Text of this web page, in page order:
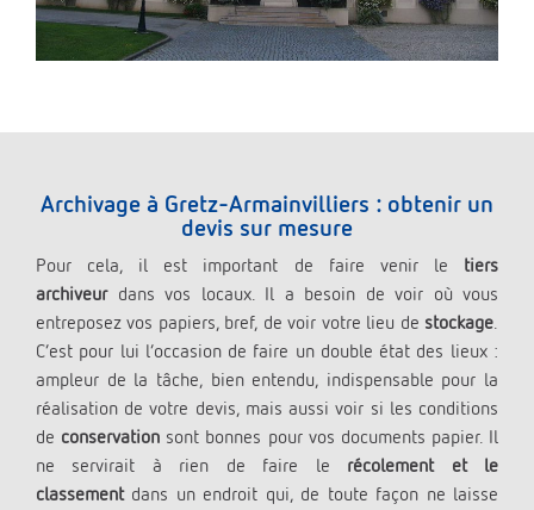
Archivage à Gretz-Armainvilliers : obtenir un
devis sur mesure
Pour cela, il est important de faire venir le tiers
archiveurdans vos locaux. Il a besoin de voir où vous
entreposez vos papiers, bref, de voir votre lieu de stockage.
C’est pour lui l’occasion de faire un double état des lieux :
ampleur de la tâche, bien entendu, indispensable pour la
réalisation de votre devis, mais aussi voir si les conditions
de conservation sont bonnes pour vos documents papier. Il
ne servirait à rien de faire le récolement et le
classementdans un endroit qui, de toute façon ne laisse